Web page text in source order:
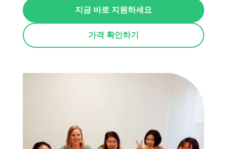
지금 바로 지원하세요
가격 확인하기